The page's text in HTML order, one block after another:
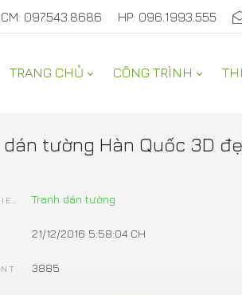
097.543.8686 HP: 096.1993.555
TRANG CHỦ CÔNG TRÌNH
TRANG TRÍ
dán tường Hàn Quốc 3D
Tranh dán tường
21/12/2016 5:58:04 CH
3885